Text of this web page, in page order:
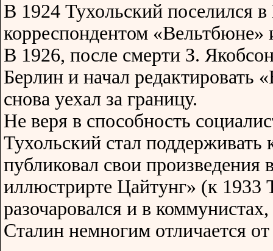
В 1924 Тухольский поселился
корреспондентом «Вельтбюне»
В 1926, после смерти З.
Берлин и начал редактировать
снова уехал за границу.
Не веря в способность
Тухольский стал
публиковал свои произведения
иллюстрирте Цайтунг» (к 1933
разочаровался и в
Сталин немногим отличается